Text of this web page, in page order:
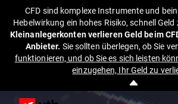
CFD sind komplexe Instrumente und
Hebelwirkung ein hohes Risiko, schnell
Kleinanlegerkonten verlieren Geld beim
Anbieter. Sie sollten überlegen, ob Sie
funktionieren, und ob Sie es sich leisten
einzugehen, Ihr Geld zu